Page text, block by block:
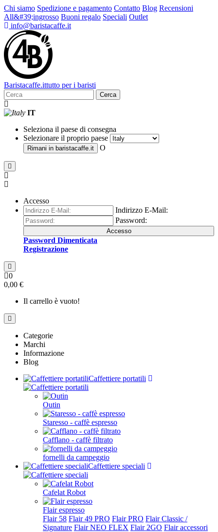
Chi siamo Spedizione e pagamento Contatto Blog Recensioni
All&#39;ingrosso Buoni regalo Speciali Outlet
info@baristacaffe.it
Baristacaffe.ittutto per i baristi
Cerca
IT
Seleziona il paese di consegna
Selezionare il proprio paese
Rimani in baristacaffe.it O
Accesso
Indirizzo E-Mail:
Password:
Accesso
Password Dimenticata
Registrazione
0
0,00 €
Il carrello è vuoto!
Categorie
Marchi
Informazione
Blog
Caffettiere portatili
Outin
Staresso - caffè espresso
Cafflano - caffè filtrato
fornelli da campeggio
Caffettiere speciali
Cafelat Robot
Flair espresso
Flair 58 Flair 49 PRO Flair PRO Flair Classic /
Signature Flair NEO FLEX Flair 2GO Flair accessori